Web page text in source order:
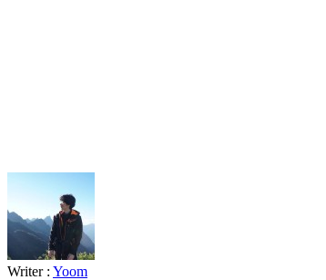
Writer : Yoom